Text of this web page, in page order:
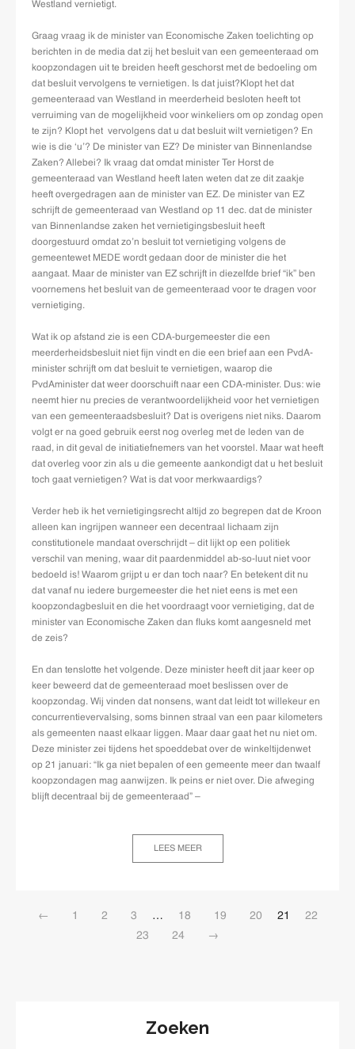
Westland vernietigt.
Graag vraag ik de minister van Economische Zaken toelichting op
berichten in de media dat zij het besluit van een gemeenteraad om
koopzondagen uit te breiden heeft geschorst met de bedoeling om
dat besluit vervolgens te vernietigen. Is dat juist?Klopt het dat
gemeenteraad van Westland in meerderheid besloten heeft tot
verruiming van de mogelijkheid voor winkeliers om op zondag open
te zijn? Klopt het vervolgens dat u dat besluit wilt vernietigen? En
wie is die ‘u’? De minister van EZ? De minister van Binnenlandse
Zaken? Allebei? Ik vraag dat omdat minister Ter Horst de
gemeenteraad van Westland heeft laten weten dat ze dit zaakje
heeft overgedragen aan de minister van EZ. De minister van EZ
schrijft de gemeenteraad van Westland op 11 dec. dat de minister
van Binnenlandse zaken het vernietigingsbesluit heeft
doorgestuurd omdat zo’n besluit tot vernietiging volgens de
gemeentewet MEDE wordt gedaan door de minister die het
aangaat. Maar de minister van EZ schrijft in diezelfde brief “ik” ben
voornemens het besluit van de gemeenteraad voor te dragen voor
vernietiging.
Wat ik op afstand zie is een CDA-burgemeester die een
meerderheidsbesluit niet fijn vindt en die een brief aan een PvdA-
minister schrijft om dat besluit te vernietigen, waarop die
PvdAminister dat weer doorschuift naar een CDA-minister. Dus: wie
neemt hier nu precies de verantwoordelijkheid voor het vernietigen
van een gemeenteraadsbesluit? Dat is overigens niet niks. Daarom
volgt er na goed gebruik eerst nog overleg met de leden van de
raad, in dit geval de initiatiefnemers van het voorstel. Maar wat heeft
dat overleg voor zin als u die gemeente aankondigt dat u het besluit
toch gaat vernietigen? Wat is dat voor merkwaardigs?
Verder heb ik het vernietigingsrecht altijd zo begrepen dat de Kroon
alleen kan ingrijpen wanneer een decentraal lichaam zijn
constitutionele mandaat overschrijdt – dit lijkt op een politiek
verschil van mening, waar dit paardenmiddel ab-so-luut niet voor
bedoeld is! Waarom grijpt u er dan toch naar? En betekent dit nu
dat vanaf nu iedere burgemeester die het niet eens is met een
koopzondagbesluit en die het voordraagt voor vernietiging, dat de
minister van Economische Zaken dan fluks komt aangesneld met
de zeis?
En dan tenslotte het volgende. Deze minister heeft dit jaar keer op
keer beweerd dat de gemeenteraad moet beslissen over de
koopzondag. Wij vinden dat nonsens, want dat leidt tot willekeur en
concurrentievervalsing, soms binnen straal van een paar kilometers
als gemeenten naast elkaar liggen. Maar daar gaat het nu niet om.
Deze minister zei tijdens het spoeddebat over de winkeltijdenwet
op 21 januari: “Ik ga niet bepalen of een gemeente meer dan twaalf
koopzondagen mag aanwijzen. Ik peins er niet over. Die afweging
blijft decentraal bij de gemeenteraad” –
LEES MEER
← 1 2 3 … 18 19 20 21
22
23
24 →
Zoeken